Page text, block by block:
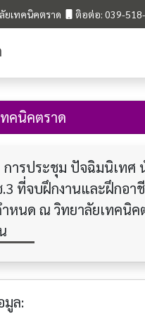
ยเทคนิคตราด ติอต่อ: 039-
คนิคตราด
การประชุม ปัจฉิมนิเทศ
ที่จบฝึกงานและฝึกอา
ำหนด ณ วิทยาลัยเทคนิค
มูล: